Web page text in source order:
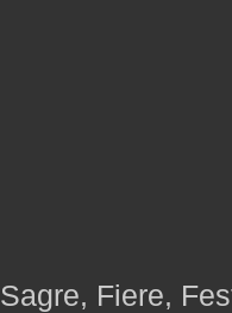
Sagre, Fiere,